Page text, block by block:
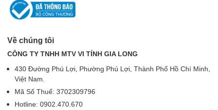
Về chúng tôi
CÔNG TY TNHH MTV VI TÍNH GIA LONG
430 Đường Phú Lợi, Phường Phú Lợi, Thành Phố Hồ Chí Minh,
Việt Nam.
Mã Số Thuế: 3702309796
Hotline: 0902.470.670